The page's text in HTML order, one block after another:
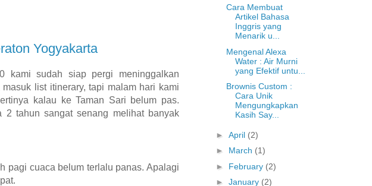
Yogyakarta
kami sudah siap pergi meninggalkan
list itinerary, tapi malam hari kami
kalau ke Taman Sari belum pas.
tahun sangat senang melihat banyak
pagi cuaca belum terlalu panas. Apalagi
Cara Membuat
Artikel Bahasa
Inggris yang
Menarik u...
Mengenal Alexa
Water : Air Murni
yang Efektif untu...
Brownis Custom :
Cara Unik
Mengungkapkan
Kasih Say...
► April (2)
► March (1)
► February (2)
► January (2)